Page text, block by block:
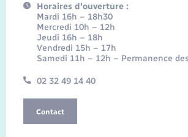
Horaires d'ouverture :
Mardi 16h – 18h30
Mercredi 10h – 12h
Jeudi 16h – 18h
Vendredi 15h – 17h
Samedi 11h – 12h – Permanence
02 32 49 14 40
Contact